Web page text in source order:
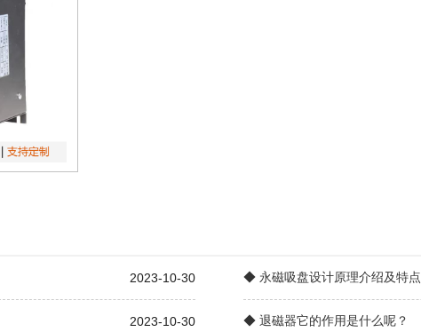
2023-10-30 ◆ 永磁吸盘设计原理介绍及特点
2023-10-30 ◆ 退磁器它的作用是什么呢？